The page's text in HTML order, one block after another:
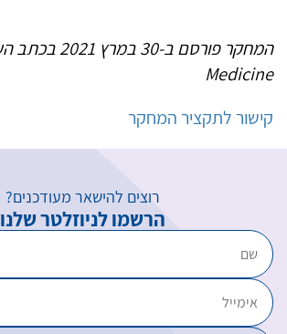
Medicine
קישור לתקציר המחקר
רוצים להישאר מעודכנים?
הרשמו לניוזלטר שלנו